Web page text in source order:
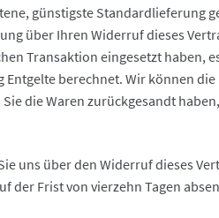
günstigste Standardlieferung
über Ihren Widerruf dieses
Transaktion eingesetzt haben,
berechnet. Wir können
die Waren zurückgesandt
uns über den Widerruf dieses
der Frist von vierzehn Tagen